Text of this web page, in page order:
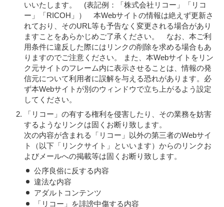
いいたします。 (表記例：「株式会社リコー」「リコ
ー」「RICOH」） 本Webサイトの情報は絶えず更新さ
れており、そのURL等も予告なく変更される場合があり
ますことをあらかじめご了承ください。 なお、本ご利
用条件に違反した際にはリンクの削除を求める場合もあ
りますのでご注意ください。 また、本Webサイトをリン
ク元サイトのフレーム内に表示させることは、情報の発
信元について利用者に誤解を与える恐れがあります。必
ず本Webサイトが別のウィンドウで立ち上がるよう設定
してください。
「リコー」の有する権利を侵害したり、その業務を妨害
するようなリンクは固くお断り致します。
次の内容が含まれる「リコー」以外の第三者のWebサイ
ト（以下「リンクサイト」といいます）からのリンクお
よびメールへの掲載等は固くお断り致します。
公序良俗に反する内容
違法な内容
アダルトコンテンツ
「リコー」を誹謗中傷する内容